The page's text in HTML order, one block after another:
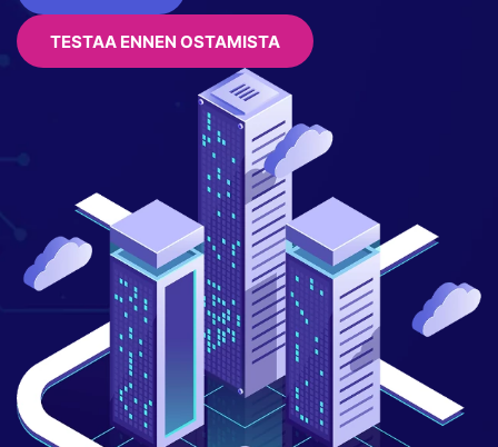
TESTAA ENNEN OSTAMISTA